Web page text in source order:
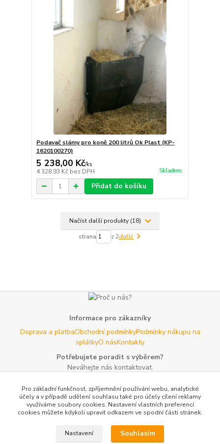
Podavač slámy pro koně 200 litrů Ok Plast (KP-
1620100270)
5 238,00 Kč/ks
4 328,93 Kč bez DPH Skladem
Přidat do košíku
Načíst další produkty (18)
strana z 2další
Informace pro zákazníky
Doprava a platbaObchodní podmínkyPodmínky nákupu na
splátkyO násKontakty
Potřebujete poradit s výběrem?
Neváhejte nás kontaktovat.
Email:info@agroczechia.cz- kdykoliv
Užitečné informace
lesníckeho náradia a potrieb
Formulář odstoupení o
Reklamace a vrácení zbožíRady a tipyTabulky rozměrů
Pro základní funkčnost, zpříjemnění používání webu, analytické
účely a v případě udělení souhlasu také pro účely cílení reklamy
využíváme soubory cookies. Nastavení vlastních preferencí
cookies můžete kdykoli upravit odkazem ve spodní části stránek.
Nastavení Souhlasím